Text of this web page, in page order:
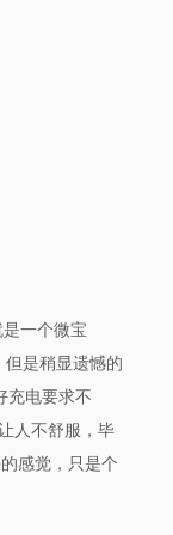
一个微宝
是稍显遗憾的
充电要求不
人不舒服，毕
感觉，只是个